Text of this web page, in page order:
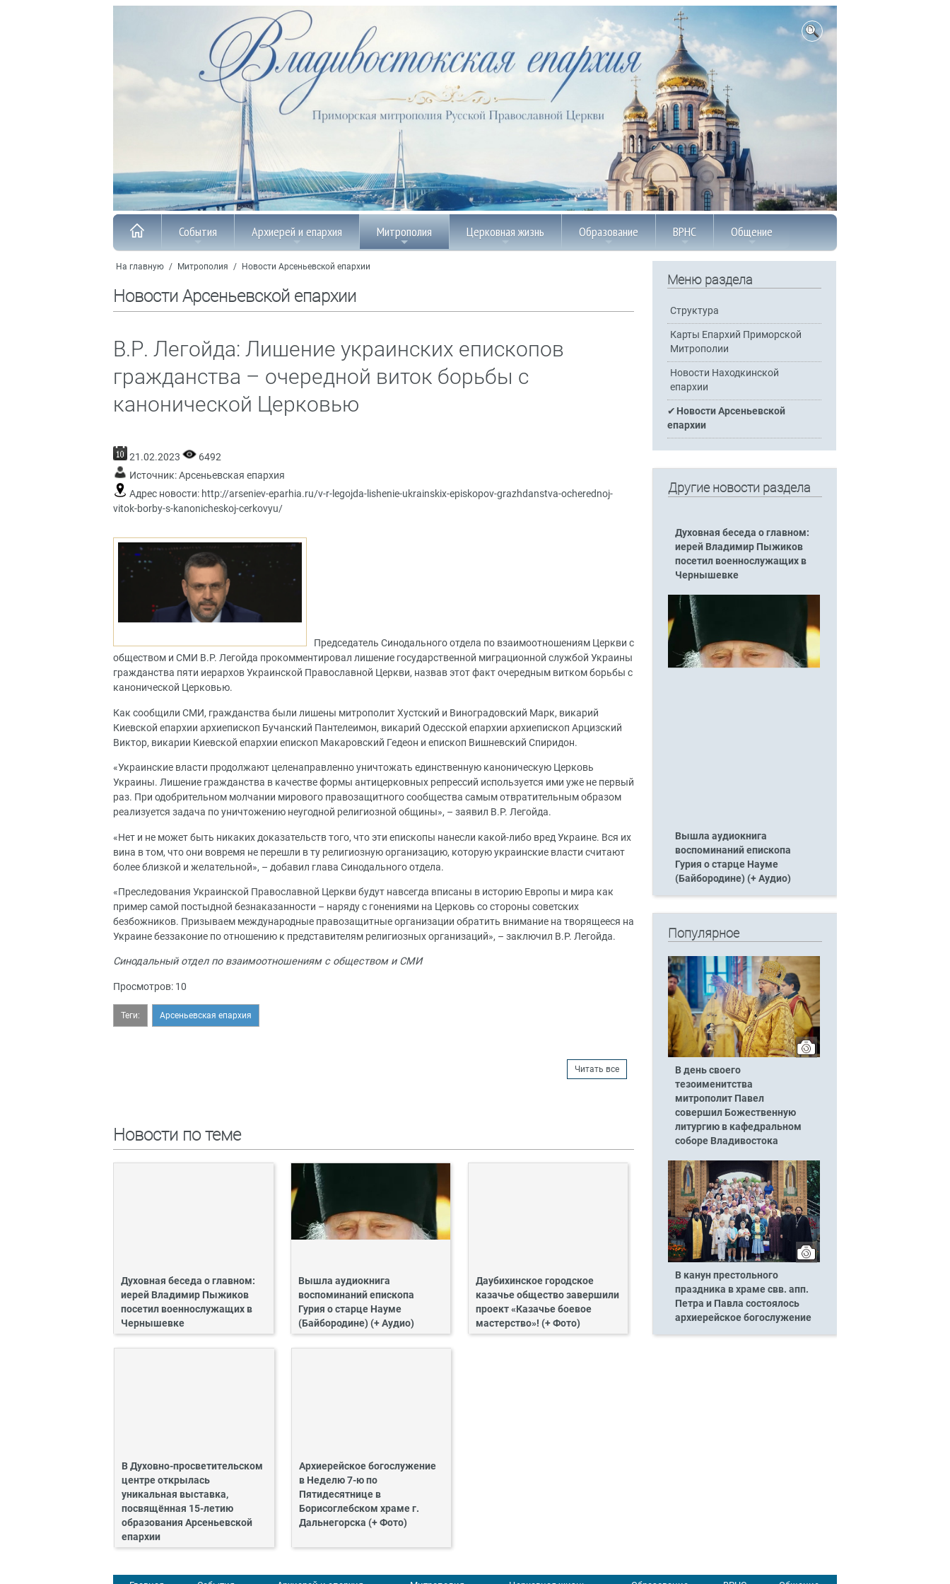
События Архиерей и епархия Митрополия Церковная жизнь Образование ВРНС Общение
На главную / Митрополия / Новости Арсеньевской епархии
Новости Арсеньевской епархии
В.Р. Легойда: Лишение украинских епископов
гражданства – очередной виток борьбы с
канонической Церковью
21.02.2023
6492
Источник:Арсеньевская епархия
Адрес новости: http://arseniev-eparhia.ru/v-r-legojda-lishenie-ukrainskix-episkopov-grazhdanstva-ocherednoj-
vitok-borby-s-kanonicheskoj-cerkovyu/
Председатель Синодального отдела по взаимоотношениям Церкви с
обществом и СМИ В.Р. Легойда прокомментировал лишение государственной миграционной службой Украины
гражданства пяти иерархов Украинской Православной Церкви, назвав этот факт очередным витком борьбы с
канонической Церковью.
Как сообщили СМИ, гражданства были лишены митрополит Хустский и Виноградовский Марк, викарий
Киевской епархии архиепископ Бучанский Пантелеимон, викарий Одесской епархии архиепископ Арцизский
Виктор, викарии Киевской епархии епископ Макаровский Гедеон и епископ Вишневский Спиридон.
«Украинские власти продолжают целенаправленно уничтожать единственную каноническую Церковь
Украины. Лишение гражданства в качестве формы антицерковных репрессий используется ими уже не первый
раз. При одобрительном молчании мирового правозащитного сообщества самым отвратительным образом
реализуется задача по уничтожению неугодной религиозной общины», – заявил В.Р. Легойда.
«Нет и не может быть никаких доказательств того, что эти епископы нанесли какой-либо вред Украине. Вся их
вина в том, что они вовремя не перешли в ту религиозную организацию, которую украинские власти считают
более близкой и желательной», – добавил глава Синодального отдела.
«Преследования Украинской Православной Церкви будут навсегда вписаны в историю Европы и мира как
пример самой постыдной безнаказанности – наряду с гонениями на Церковь со стороны советских
безбожников. Призываем международные правозащитные организации обратить внимание на творящееся на
Украине беззаконие по отношению к представителям религиозных организаций», – заключил В.Р. Легойда.
Синодальный отдел по взаимоотношениям с обществом и СМИ
Просмотров: 10
Теги: Арсеньевская епархия
Читать все
Новости по теме
Духовная беседа о главном:
иерей Владимир Пыжиков
посетил военнослужащих в
Чернышевке
Вышла аудиокнига
воспоминаний епископа
Гурия о старце Науме
(Байбородине) (+ Аудио)
Даубихинское городское
казачье общество завершили
проект «Казачье боевое
мастерство»! (+ Фото)
В Духовно-просветительском
центре открылась
уникальная выставка,
посвящённая 15-летию
образования Арсеньевской
епархии
Архиерейское богослужение
в Неделю 7-ю по
Пятидесятнице в
Борисоглебском храме г.
Дальнегорска (+ Фото)
Меню раздела
Структура
Карты Епархий Приморской
Митрополии
Новости Находкинской
епархии
Новости Арсеньевской
епархии
Другие новости раздела
Духовная беседа о главном:
иерей Владимир Пыжиков
посетил военнослужащих в
Чернышевке
Вышла аудиокнига
воспоминаний епископа
Гурия о старце Науме
(Байбородине) (+ Аудио)
Популярное
В день своего
тезоименитства
митрополит Павел
совершил Божественную
литургию в кафедральном
соборе Владивостока
В канун престольного
праздника в храме свв. апп.
Петра и Павла состоялось
архиерейское богослужение